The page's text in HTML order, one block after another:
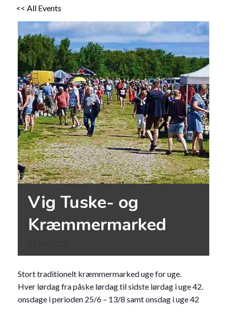
<< All Events
Vig Tuske- og
Kræmmermarked
Stort traditionelt kræmmermarked uge for uge.
Hver lørdag fra påske lørdag til sidste lørdag i uge 42.
onsdage i perioden 25/6 – 13/8 samt onsdag i uge 42